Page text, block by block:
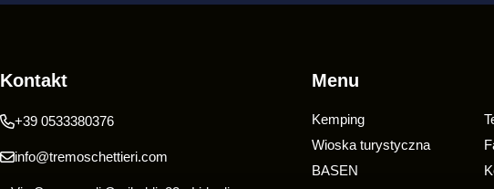
Kontakt
+39 0533380376
info@tremoschettieri.com
Menu
Kemping
Wioska turystyczna
BASEN